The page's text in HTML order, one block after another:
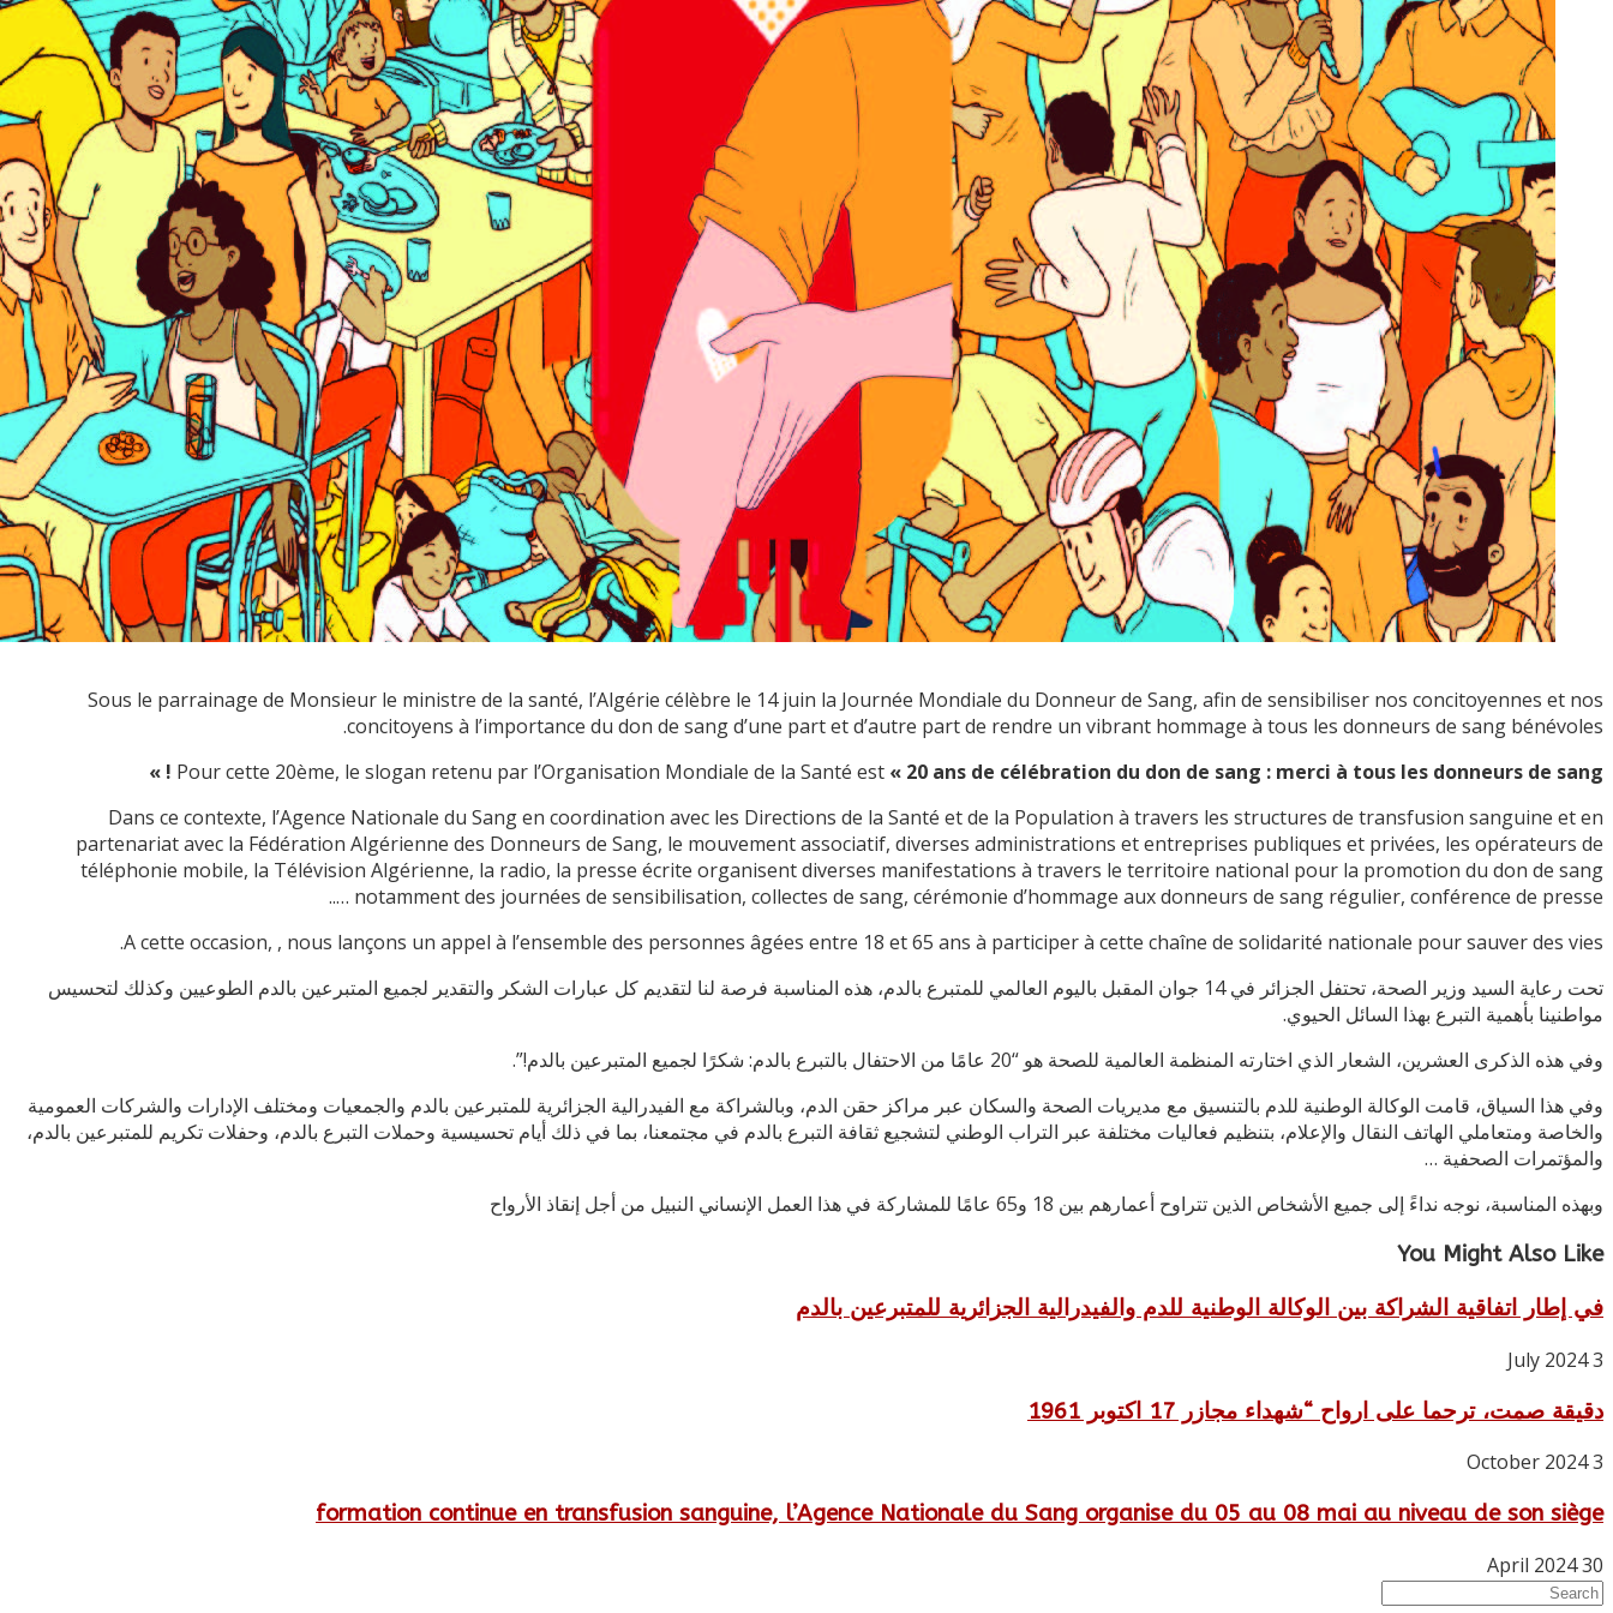
Sous le parrainage de Monsieur le ministre de la santé, l’Algérie célèbre le 14 juin la Journée Mondiale du Donneur de Sang, afin de sensibiliser nos concitoyennes et nos
concitoyens à l’importance du don de sang d’une part et d’autre part de rendre un vibrant hommage à tous les donneurs de sang bénévoles.
Pour cette 20ème, le slogan retenu par l’Organisation Mondiale de la Santé est « 20 ans de célébration du don de sang : merci à tous les donneurs de sang ! »
Dans ce contexte, l’Agence Nationale du Sang en coordination avec les Directions de la Santé et de la Population à travers les structures de transfusion sanguine et en
partenariat avec la Fédération Algérienne des Donneurs de Sang, le mouvement associatif, diverses administrations et entreprises publiques et privées, les opérateurs de
téléphonie mobile, la Télévision Algérienne, la radio, la presse écrite organisent diverses manifestations à travers le territoire national pour la promotion du don de sang
notamment des journées de sensibilisation, collectes de sang, cérémonie d’hommage aux donneurs de sang régulier, conférence de presse …..
A cette occasion, , nous lançons un appel à l’ensemble des personnes âgées entre 18 et 65 ans à participer à cette chaîne de solidarité nationale pour sauver des vies.
تحت رعاية السيد وزير الصحة، تحتفل الجزائر في 14 جوان المقبل باليوم العالمي للمتبرع بالدم، هذه المناسبة فرصة لنا لتقديم كل عبارات الشكر والتقدير لجميع المتبرعين بالدم الطوعيين وكذلك لتحسيس
مواطنينا بأهمية التبرع بهذا السائل الحيوي.
وفي هذه الذكرى العشرين، الشعار الذي اختارته المنظمة العالمية للصحة هو “20 عامًا من الاحتفال بالتبرع بالدم: شكرًا لجميع المتبرعين بالدم!”.
وفي هذا السياق، قامت الوكالة الوطنية للدم بالتنسيق مع مديريات الصحة والسكان عبر مراكز حقن الدم، وبالشراكة مع الفيدرالية الجزائرية للمتبرعين بالدم والجمعيات ومختلف الإدارات والشركات العمومية
والخاصة ومتعاملي الهاتف النقال والإعلام، بتنظيم فعاليات مختلفة عبر التراب الوطني لتشجيع ثقافة التبرع بالدم في مجتمعنا، بما في ذلك أيام تحسيسية وحملات التبرع بالدم، وحفلات تكريم للمتبرعين بالدم،
والمؤتمرات الصحفية …
وبهذه المناسبة، نوجه نداءً إلى جميع الأشخاص الذين تتراوح أعمارهم بين 18 و65 عامًا للمشاركة في هذا العمل الإنساني النبيل من أجل إنقاذ الأرواح
You Might Also Like
في إطار اتفاقية الشراكة بين الوكالة الوطنية للدم والفيدرالية الجزائرية للمتبرعين بالدم
3 July 2024
دقيقة صمت، ترحما على ارواح “شهداء مجازر 17 اكتوبر 1961
3 October 2024
formation continue en transfusion sanguine, l’Agence Nationale du Sang organise du 05 au 08 mai au niveau de son siège
30 April 2024